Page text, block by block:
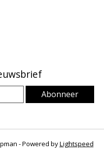
Abonneer
- Powered byLightspeed